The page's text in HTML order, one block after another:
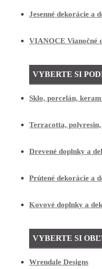
Jesenné dekorácie a
VIANOCE Vianočné
VYBERTE SI
Sklo, porcelán,
Terracotta, polyresin,
Drevené doplnky a
Prútené dekorácie a
Kovové doplnky a
VYBERTE SI
Wrendale Designs